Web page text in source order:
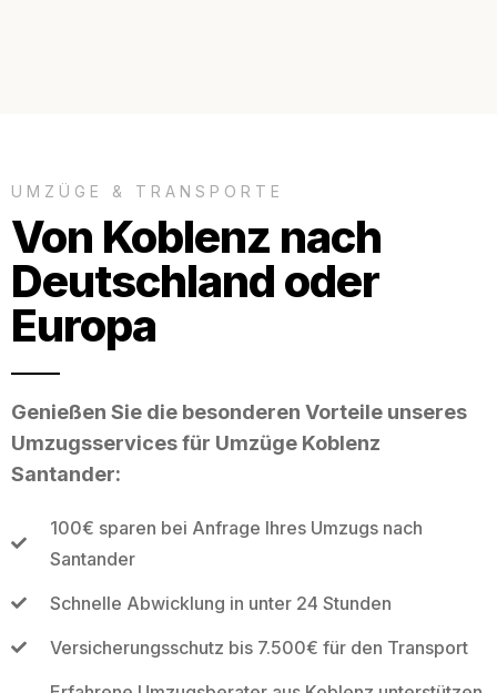
UMZÜGE & TRANSPORTE
Von Koblenz nach
Deutschland oder
Europa
Genießen Sie die besonderen Vorteile unseres
Umzugsservices für Umzüge Koblenz
Santander:
100€ sparen bei Anfrage Ihres Umzugs nach
Santander
Schnelle Abwicklung in unter 24 Stunden
Versicherungsschutz bis 7.500€ für den Transport